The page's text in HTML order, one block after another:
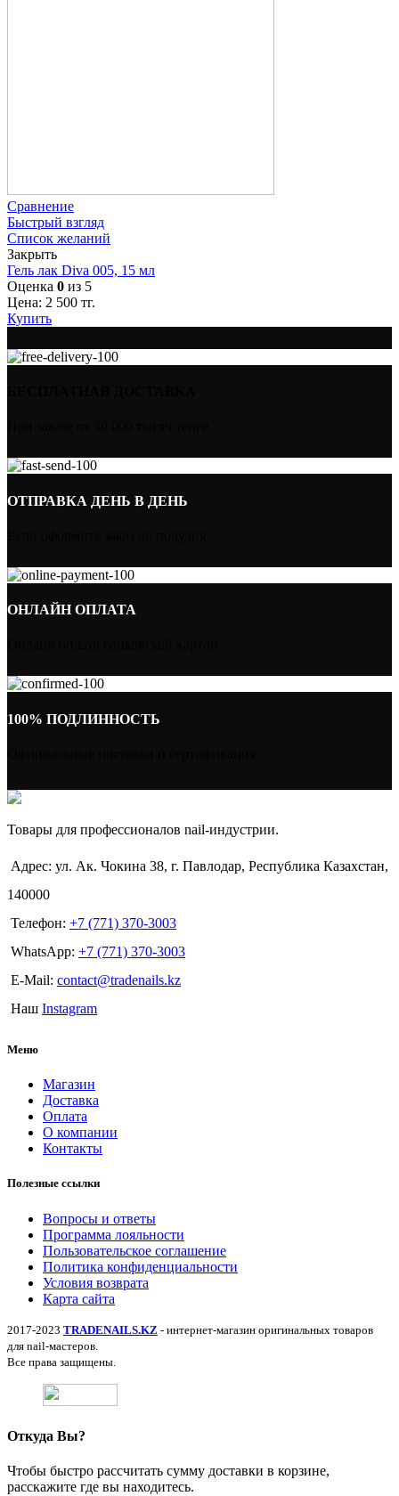
Сравнение
Быстрый взгляд
Список желаний
Закрыть
Гель лак Diva 005, 15 мл
Оценка 0 из 5
Цена: 2 500 тг.
Купить
ОТПРАВКА ДЕНЬ В ДЕНЬ
ОНЛАЙН ОПЛАТА
100% ПОДЛИННОСТЬ
Товары для профессионалов nail-индустрии.
Адрес: ул. Ак. Чокина 38, г. Павлодар, Республика Казахстан,
140000
Телефон: +7 (771) 370-3003
WhatsApp: +7 (771) 370-3003
E-Mail: contact@tradenails.kz
Наш Instagram
Меню
Магазин
Доставка
Оплата
О компании
Контакты
Полезные ссылки
Вопросы и ответы
Программа лояльности
Пользовательское соглашение
Политика конфиденциальности
Условия возврата
Карта сайта
2017-2023 TRADENAILS.KZ - интернет-магазин оригинальных товаров
для nail-мастеров.
Все права защищены.
Откуда Вы?
Чтобы быстро рассчитать сумму доставки в корзине,
расскажите где вы находитесь.